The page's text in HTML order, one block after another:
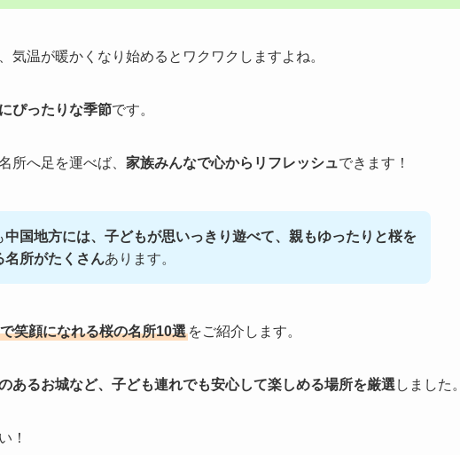
気温が暖かくなり始めるとワクワクしますよね。
ぴったりな季節です。
所へ足を運べば、 家族みんなで心からリフレッシュできます！
中国地方には、子どもが思いっきり遊べて、親もゆったりと桜を
名所がたくさんあります。
笑顔になれる桜の名所10選 をご紹介します。
あるお城など、子ども連れでも安心して楽しめる場所を厳選 しました。
！